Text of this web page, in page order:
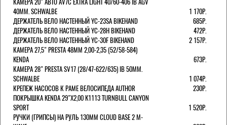
40MM. SCHWALBE
1 170Р.
ДЕРЖАТЕЛЬ ВЕЛО НАСТЕННЫЙ YC-23SA BIKEHAND
685Р.
ДЕРЖАТЕЛЬ ВЕЛО НАСТЕННЫЙ YC-28H BIKEHAND
472Р.
ДЕРЖАТЕЛЬ ВЕЛО НАСТЕННЫЙ YC-30F BIKEHAND
2 157Р.
КАМЕРА 27,5" PRESTA 48ММ 2,00-2,35 (52/58-584)
KENDA
673Р.
КАМЕРА 28" PRESTA SV17 (28/47-622/635) IB 50MM.
SCHWALBE
1 074Р.
КРЕПЕЖ НАСОСОВ К РАМЕ ВЕЛОСИПЕДА AUTHOR
230Р.
ПОКРЫШКА KENDA 29"Х2,00 K1113 TURNBULL CANYON
SPORT
1 520Р.
РУЧКИ (ГРИПСЫ) НА РУЛЬ 130ММ CLOUD BASE 2 M-